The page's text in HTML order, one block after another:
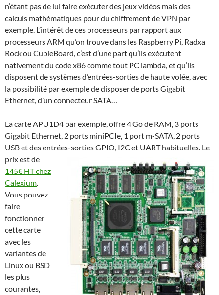
n’étant pas de lui faire exécuter des jeux vidéos mais des
calculs mathématiques pour du chiffrement de VPN par
exemple. L’intérêt de ces processeurs par rapport aux
processeurs ARM qu’on trouve dans les Raspberry Pi, Radxa
Rock ou CubieBoard, c’est d’une part qu’ils exécutent
nativement du code x86 comme tout PC lambda, et qu’ils
disposent de systèmes d’entrées-sorties de haute volée, avec
la possibilité par exemple de disposer de ports Gigabit
Ethernet, d’un connecteur SATA…
La carte APU1D4 par exemple, offre 4 Go de RAM, 3 ports
Gigabit Ethernet, 2 ports miniPCIe, 1 port m-SATA, 2 ports
USB et des entrées-sorties GPIO, I2C et UART habituelles. Le
prix est de
145€ HT chez
Calexium.
Vous pouvez
faire
fonctionner
cette carte
avec les
variantes de
Linux ou BSD
les plus
courantes,